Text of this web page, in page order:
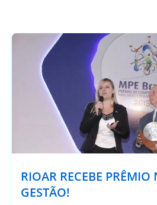
RIOAR RECEBE
GESTÃO!